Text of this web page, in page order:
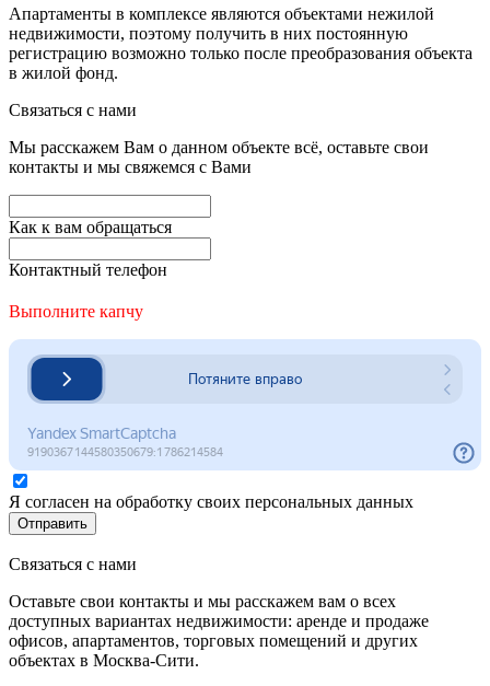
Апартаменты в комплексе являются объектами нежилой
недвижимости, поэтому получить в них постоянную
регистрацию возможно только после преобразования объекта
в жилой фонд.
Связаться с нами
Мы расскажем Вам о данном объекте всё, оставьте свои
контакты и мы свяжемся с Вами
Как к вам обращаться
Контактный телефон
Выполните капчу
Я согласен на обработку своих персональных данных
Отправить
Связаться с нами
Оставьте свои контакты и мы расскажем вам о всех
доступных вариантах недвижимости: аренде и продаже
офисов, апартаментов, торговых помещений и других
объектах в Москва-Сити.